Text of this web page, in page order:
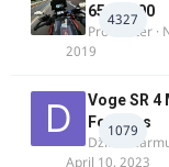
4327
650/1000
ProMaster ·
2019
1079
Voge SR 4
Fortress
Džim
April 10, 2023